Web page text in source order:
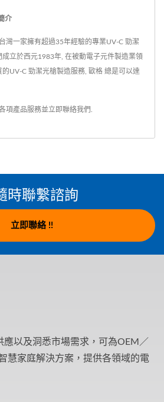
介
灣一家擁有超過35年經驗的專業UV-C 勁潔
立於西元1983年, 在被動電子元件製造業領
UV-C 勁潔光槍製造服務, 歐格 總是可以達
項產品服務並立即聯絡我們
時聯繫諮詢
立即聯絡 !!
應以及洞悉市場需求，可為OEM／
慧家庭解決方案，提供各領域的電